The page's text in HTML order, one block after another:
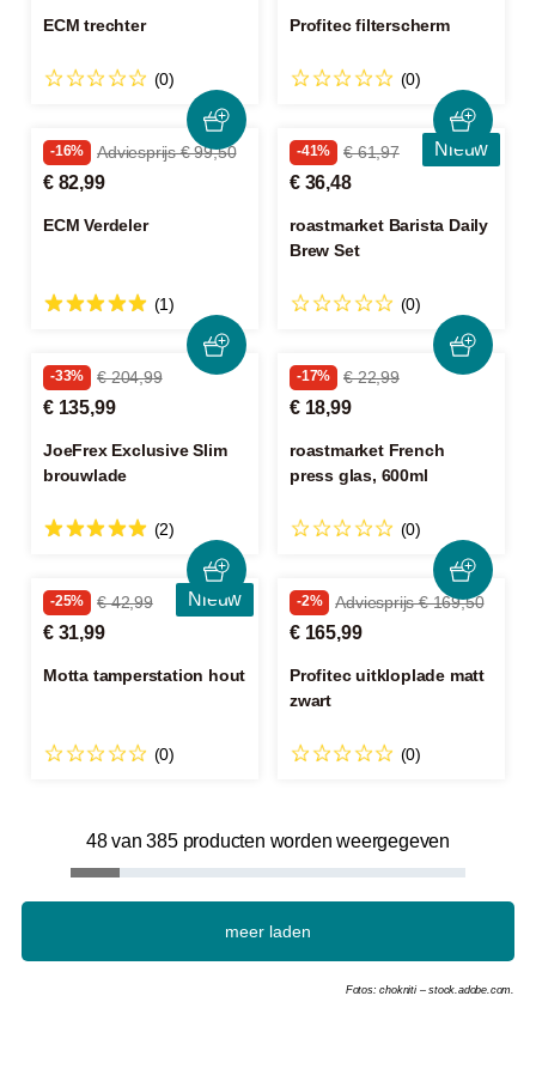
ECM trechter
(0)
Profitec filterscherm
(0)
-16% Adviesprijs € 99,50
€ 82,99
ECM Verdeler
(1)
Nieuw
-41% € 61,97
€ 36,48
roastmarket Barista Daily
Brew Set
(0)
-33% € 204,99
€ 135,99
JoeFrex Exclusive Slim
brouwlade
(2)
-17% € 22,99
€ 18,99
roastmarket French
press glas, 600ml
(0)
Nieuw
-25% € 42,99
€ 31,99
Motta tamperstation hout
(0)
-2% Adviesprijs € 169,50
€ 165,99
Profitec uitkloplade matt
zwart
(0)
48 van 385 producten worden weergegeven
meer laden
Fotos: chokniti – stock.adobe.com.